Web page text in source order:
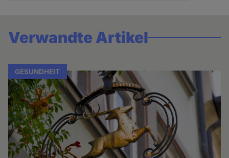
Verwandte Artikel
GESUNDHEIT